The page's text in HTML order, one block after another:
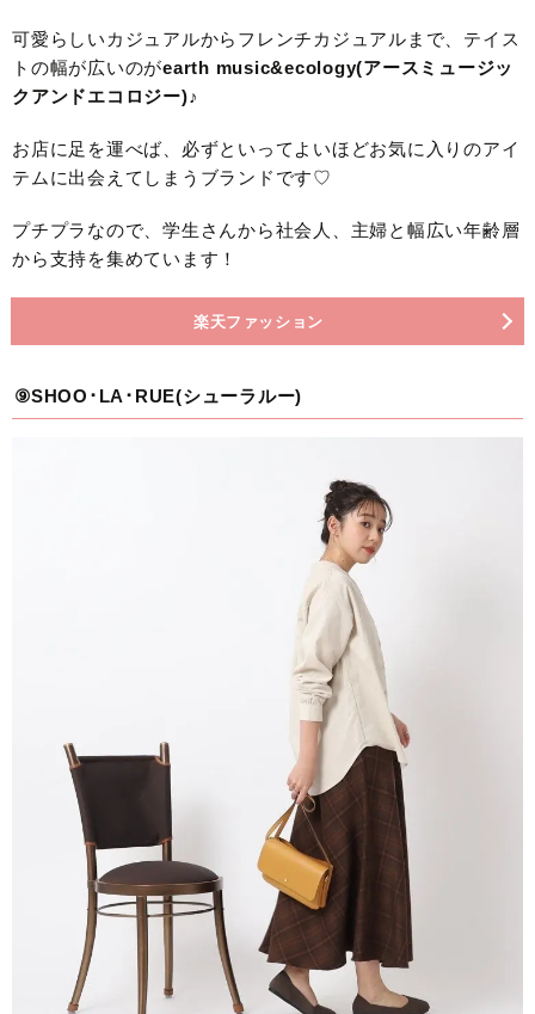
可愛らしいカジュアルからフレンチカジュアルまで、テイス
トの幅が広いのがearth music&ecology(アースミュージッ
クアンドエコロジー)♪
お店に足を運べば、必ずといってよいほどお気に入りのアイ
テムに出会えてしまうブランドです♡
プチプラなので、学生さんから社会人、主婦と幅広い年齢層
から支持を集めています！
楽天ファッション
⑨SHOO･LA･RUE(シューラルー)